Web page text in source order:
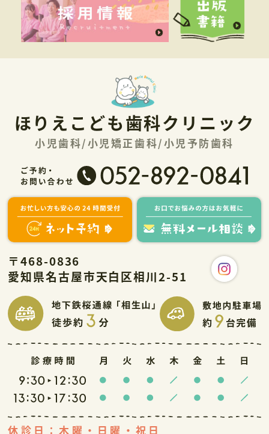
ほりえこども歯科クリニック
小児歯科/小児矯正歯科/小児予防歯科
〒468-0836
愛知県名古屋市天白区相川2-51
休診日：木曜・日曜・祝日